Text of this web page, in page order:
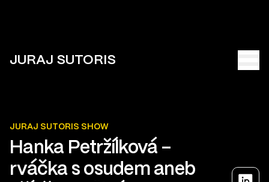
JURAJ SUTORIS
JURAJ SUTORIS SHOW
Hanka Petržílková –
rváčka s osudem aneb